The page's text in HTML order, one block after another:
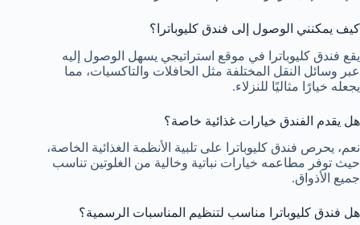
كيف يمكنني الوصول إلى فندق كليوباترا؟
يقع فندق كليوباترا في موقع استراتيجي يسهل الوصول إليه
عبر وسائل النقل المختلفة مثل الحافلات والتاكسيات، مما
يجعله خيارًا مثاليًا للنزلاء.
هل يقدم الفندق خيارات غذائية خاصة؟
نعم، يحرص فندق كليوباترا على تلبية الأنظمة الغذائية الخاصة،
حيث توفر مطاعمه خيارات نباتية وخالية من الغلوتين تناسب
جميع الأذواق.
هل فندق كليوباترا مناسب لتنظيم المناسبات الرسمية؟